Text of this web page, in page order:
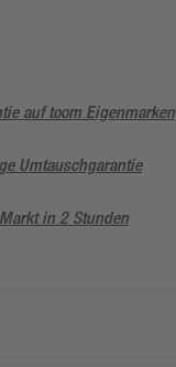
auf toom Eigenmarken
Umtauschgarantie
in 2 Stunden